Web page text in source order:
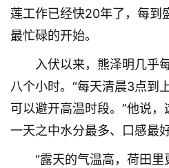
莲工作已经快20年了，每到
最忙碌的开始。
入伏以来，熊泽明几乎
八个小时。“每天清晨3点到
可以避开高温时段。”他说
一天之中水分最多、口感最
“露天的气温高，荷田